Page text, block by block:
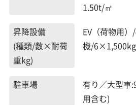
1.50t/㎡
昇降設備
(種類/数×耐荷
重kg)
EV（荷物用
機/
駐車場
有り／大型⾞
用含む)